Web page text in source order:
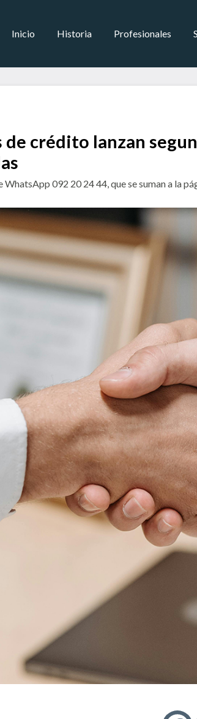
Inicio Historia Profesionales
crédito lanzan
092 20 24 44, que se suman a la